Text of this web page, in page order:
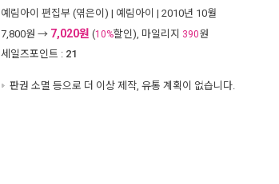
예림아이 편집부 (엮은이) | 예림아이 | 2010년 10월
7,800원 → 7,020원 (10%할인), 마일리지 390원
세일즈포인트 : 21
판권 소멸 등으로 더 이상 제작, 유통 계획이 없습니다.